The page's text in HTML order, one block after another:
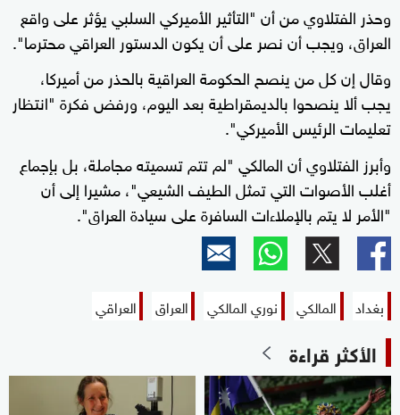
وحذر الفتلاوي من أن "التأثير الأميركي السلبي يؤثر على واقع
العراق، ويجب أن نصر على أن يكون الدستور العراقي محترما".
وقال إن كل من ينصح الحكومة العراقية بالحذر من أميركا،
يجب ألا ينصحوا بالديمقراطية بعد اليوم، ورفض فكرة "انتظار
تعليمات الرئيس الأميركي".
وأبرز الفتلاوي أن المالكي "لم تتم تسميته مجاملة، بل بإجماع
أغلب الأصوات التي تمثل الطيف الشيعي"، مشيرا إلى أن
"الأمر لا يتم بالإملاءات السافرة على سيادة العراق".
بغداد المالكي نوري المالكي العراق العراقي
الأكثر قراءة